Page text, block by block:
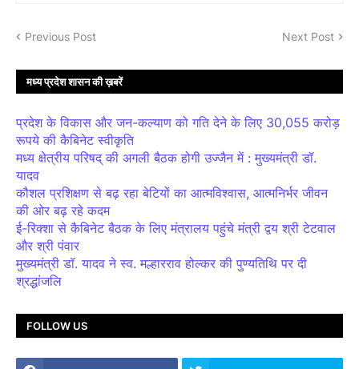
Previous Post Next Post
मध्य प्रदेश शासन की ख़बरें
प्रदेश के विकास और जन-कल्याण को गति देने के लिए 30,055 करोड़
रूपये की कैबिनेट स्वीकृति
मध्य क्षेत्रीय परिषद् की अगली बैठक होगी उज्जैन में : मुख्यमंत्री डॉ.
यादव
कौशल प्रशिक्षण से बढ़ रहा बेटियों का आत्मविश्वास, आत्मनिर्भर जीवन
की ओर बढ़ रहे कदम
ई-रिक्शा से कैबिनेट बैठक के लिए मंत्रालय पहुंचे मंत्री द्वय श्री टेटवाल
और श्री पंवार
मुख्यमंत्री डॉ. यादव ने स्व. मल्हारराव होल्कर की पुण्यतिथि पर दी
श्रद्धांजलि
FOLLOW US